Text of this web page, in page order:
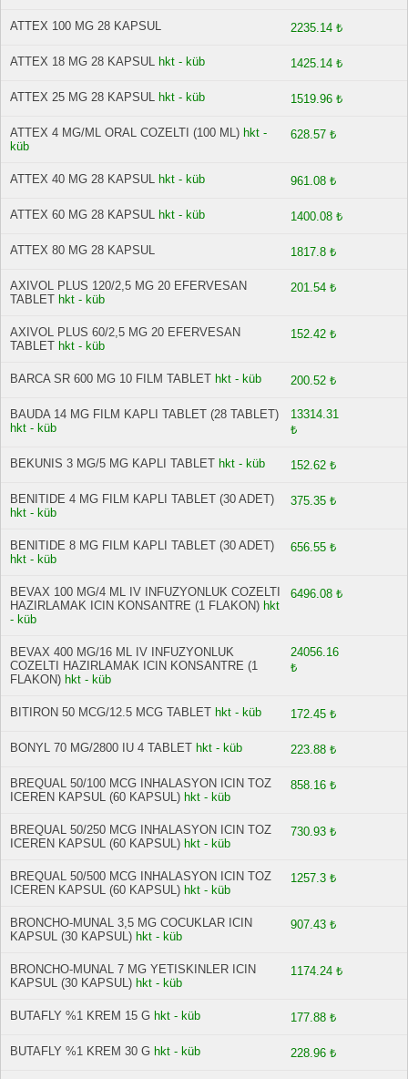
ATTEX 100 MG 28 KAPSUL 2235.14 ₺
ATTEX 18 MG 28 KAPSUL hkt - küb 1425.14 ₺
ATTEX 25 MG 28 KAPSUL hkt - küb 1519.96 ₺
ATTEX 4 MG/ML ORAL COZELTI (100 ML) hkt -
küb
628.57 ₺
ATTEX 40 MG 28 KAPSUL hkt - küb 961.08 ₺
ATTEX 60 MG 28 KAPSUL hkt - küb 1400.08 ₺
ATTEX 80 MG 28 KAPSUL 1817.8 ₺
AXIVOL PLUS 120/2,5 MG 20 EFERVESAN
TABLET hkt - küb
201.54 ₺
AXIVOL PLUS 60/2,5 MG 20 EFERVESAN
TABLET hkt - küb
152.42 ₺
BARCA SR 600 MG 10 FILM TABLET hkt - küb 200.52 ₺
BAUDA 14 MG FILM KAPLI TABLET (28 TABLET)
hkt - küb
13314.31
₺
BEKUNIS 3 MG/5 MG KAPLI TABLET hkt - küb 152.62 ₺
BENITIDE 4 MG FILM KAPLI TABLET (30 ADET)
hkt - küb
375.35 ₺
BENITIDE 8 MG FILM KAPLI TABLET (30 ADET)
hkt - küb
656.55 ₺
BEVAX 100 MG/4 ML IV INFUZYONLUK COZELTI
HAZIRLAMAK ICIN KONSANTRE (1 FLAKON) hkt
- küb
6496.08 ₺
BEVAX 400 MG/16 ML IV INFUZYONLUK
COZELTI HAZIRLAMAK ICIN KONSANTRE (1
FLAKON) hkt - küb
24056.16
₺
BITIRON 50 MCG/12.5 MCG TABLET hkt - küb 172.45 ₺
BONYL 70 MG/2800 IU 4 TABLET hkt - küb 223.88 ₺
BREQUAL 50/100 MCG INHALASYON ICIN TOZ
ICEREN KAPSUL (60 KAPSUL) hkt - küb
858.16 ₺
BREQUAL 50/250 MCG INHALASYON ICIN TOZ
ICEREN KAPSUL (60 KAPSUL) hkt - küb
730.93 ₺
BREQUAL 50/500 MCG INHALASYON ICIN TOZ
ICEREN KAPSUL (60 KAPSUL) hkt - küb
1257.3 ₺
BRONCHO-MUNAL 3,5 MG COCUKLAR ICIN
KAPSUL (30 KAPSUL) hkt - küb
907.43 ₺
BRONCHO-MUNAL 7 MG YETISKINLER ICIN
KAPSUL (30 KAPSUL) hkt - küb
1174.24 ₺
BUTAFLY %1 KREM 15 G hkt - küb 177.88 ₺
BUTAFLY %1 KREM 30 G hkt - küb 228.96 ₺